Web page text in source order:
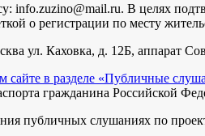
info.zuzino@mail.ru. В целях
о регистрации по месту
ул. Каховка, д. 12Б, аппарат
в разделе «Публичные
гражданина Российской
публичных слушаниях по